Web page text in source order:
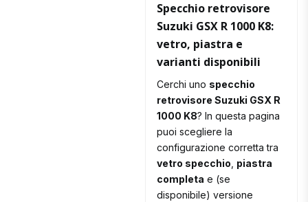
Specchio retrovisore
Suzuki GSX R 1000 K8:
vetro, piastra e
varianti disponibili
Cerchi uno specchio
retrovisore Suzuki GSX R
1000 K8? In questa pagina
puoi scegliere la
configurazione corretta tra
vetro specchio piastra
completa e (se
disponibile) versione